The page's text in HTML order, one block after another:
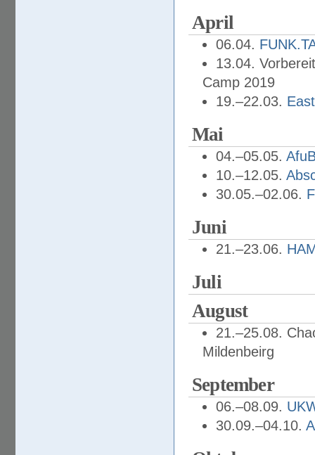
April
06.04.
13.04.
Camp 2019
19.–22.03.
Mai
04.–05.05.
10.–12.05.
30.05.–02.06.
Juni
21.–23.06.
Juli
August
21.–25.08.
Mildenbeirg
September
06.–08.09.
30.09.–04.10.